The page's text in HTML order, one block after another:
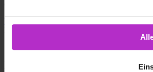
Schnelle und nachhaltige
Mit Pentests Licht ins